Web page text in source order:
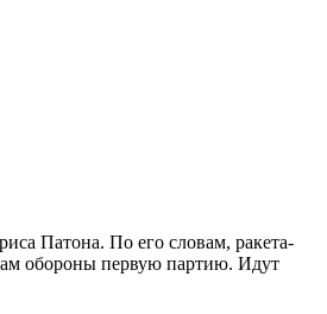
Патона. По его словам, ракета-
обороны первую партию. Идут